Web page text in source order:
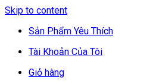
Skip to content
Sản Phẩm Yêu Thích
Tài Khoản Của Tôi
Giỏ hàng